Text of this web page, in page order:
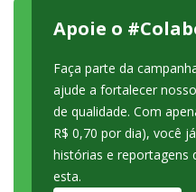
Apoie o
Faça parte da
ajude a fortalecer
de qualidade. Com
R$ 0,70 por dia), você
histórias e reportagens
esta.